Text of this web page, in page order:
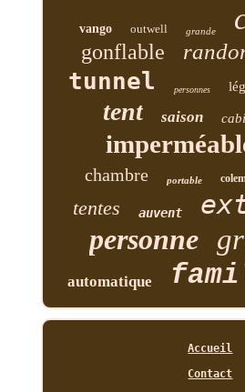
vango outwell grande
gonflable
tunnel personnes
tent saison
chambre portable
tentes
auvent
personne
automatique
Accueil
Contact